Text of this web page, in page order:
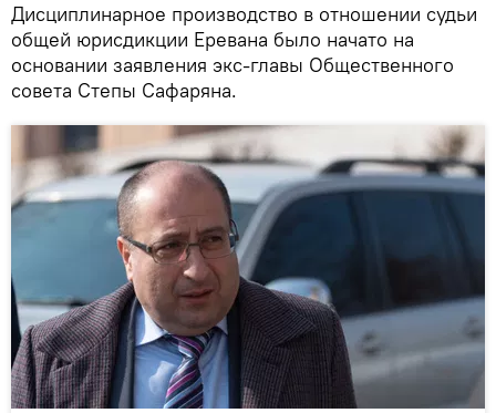
Дисциплинарное производство в отношении судьи
общей юрисдикции Еревана было начато на
основании заявления экс-главы Общественного
совета Степы Сафаряна.